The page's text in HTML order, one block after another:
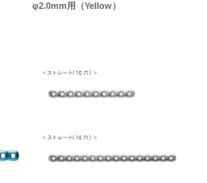
φ2.0mm用（Yellow）